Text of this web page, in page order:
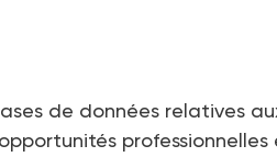
de données relatives
professionnelles